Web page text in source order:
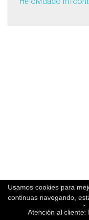
CONSULTA Dr BOTANA
Atención al cliente:
Usamos cookies para
continuas navegando,